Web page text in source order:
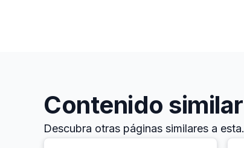
Contenido similar
Descubra otras páginas similares a esta.